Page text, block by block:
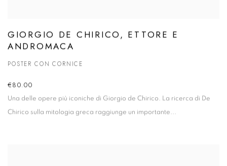
GIORGIO DE CHIRICO, ETTORE E
ANDROMACA
POSTER CON CORNICE
€80.00
Una delle opere più iconiche di Giorgio de Chirico. La ricerca di De
Chirico sulla mitologia greca raggiunge un importante...